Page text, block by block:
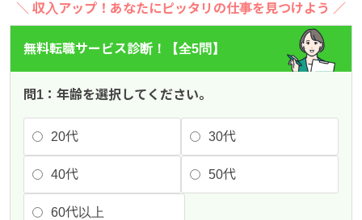
＼ 収入アップ！あなたにピッタリの仕事を見つけよう ／
無料転職サービス診断！【全5問】
問1：年齢を選択してください。
20代 30代
40代 50代
60代以上